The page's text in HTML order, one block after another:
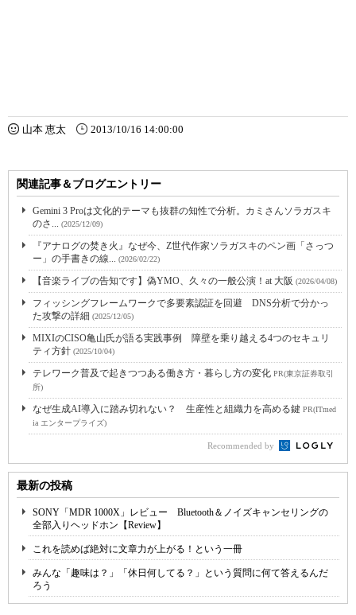
山本 恵太 2013/10/16 14:00:00
関連記事＆ブログエントリー
Gemini 3 Proは文化的テーマも抜群の知性で分析。カミさんソラガスキ
のさ... (2025/12/09)
『アナログの焚き火』なぜ今、Z世代作家ソラガスキのペン画「さっつ
ー」の手書きの線... (2026/02/22)
【音楽ライブの告知です】偽YMO、久々の一般公演！at 大阪 (2026/04/08)
フィッシングフレームワークで多要素認証を回避 DNS分析で分かっ
た攻撃の詳細 (2025/12/05)
MIXIのCISO亀山氏が語る実践事例 障壁を乗り越える4つのセキュリ
ティ方針 (2025/10/04)
テレワーク普及で起きつつある働き方・暮らし方の変化 PR(東京証券取引
所)
なぜ生成AI導入に踏み切れない？ 生産性と組織力を高める鍵 PR(ITmed
ia エンタープライズ)
Recommended by
最新の投稿
SONY「MDR 1000X」レビュー Bluetooth＆ノイズキャンセリングの
全部入りヘッドホン【Review】
これを読めば絶対に文章力が上がる！という一冊
みんな「趣味は？」「休日何してる？」という質問に何て答えるんだ
ろう